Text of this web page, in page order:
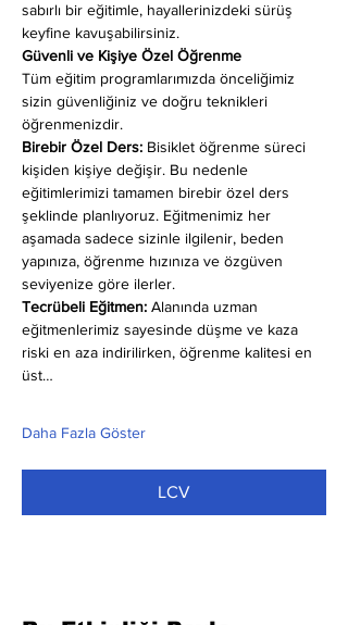
sabırlı bir eğitimle, hayallerinizdeki sürüş
keyfine kavuşabilirsiniz.
Güvenli ve Kişiye Özel Öğrenme
Tüm eğitim programlarımızda önceliğimiz
sizin güvenliğiniz ve doğru teknikleri
öğrenmenizdir.
Birebir Özel Ders: Bisiklet öğrenme süreci
kişiden kişiye değişir. Bu nedenle
eğitimlerimizi tamamen birebir özel ders
şeklinde planlıyoruz. Eğitmenimiz her
aşamada sadece sizinle ilgilenir, beden
yapınıza, öğrenme hızınıza ve özgüven
seviyenize göre ilerler.
Tecrübeli Eğitmen: Alanında uzman
eğitmenlerimiz sayesinde düşme ve kaza
riski en aza indirilirken, öğrenme kalitesi en
üst…
Daha Fazla Göster
LCV